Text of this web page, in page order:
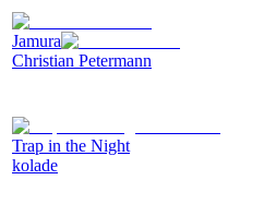
Jamura
Christian Petermann
Trap in the Night
kolade